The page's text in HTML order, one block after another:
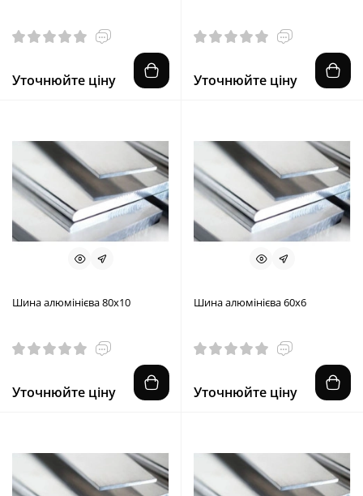
Уточнюйте ціну Уточнюйте ціну
Шина алюмінієва 80х10
Уточнюйте ціну
Шина алюмінієва 60х6
Уточнюйте ціну